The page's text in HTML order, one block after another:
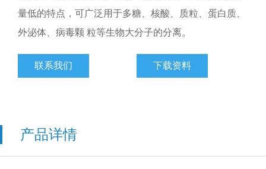
量低的特点，可广泛用于多糖、核酸、质粒、蛋白质、
外泌体、病毒颗 粒等生物大分子的分离。
联系我们 下载资料
产品详情